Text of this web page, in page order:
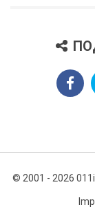
© 2001 - 2026